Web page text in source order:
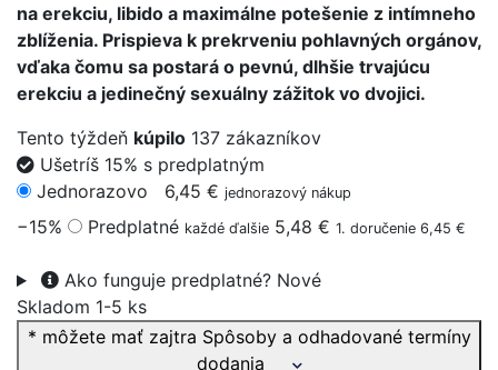
na erekciu, libido a maximálne potešenie z intímneho
zblíženia. Prispieva k prekrveniu pohlavných orgánov,
vďaka čomu sa postará o pevnú, dlhšie trvajúcu
erekciu a jedinečný sexuálny zážitok vo dvojici.
Tento týždeň kúpilo 137 zákazníkov
Ušetríš 15% s predplatným
Jednorazovo
6,45 € jednorazový nákup
−15% Predplatné každé ďalšie 5,48 € 1. doručenie 6,45 €
Ako funguje predplatné? Nové
Skladom 1-5 ks
* môžete mať zajtra Spôsoby a odhadované termíny
dodania